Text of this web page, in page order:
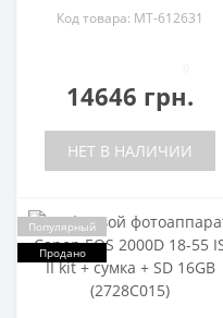
Код товара: MT-612631
14646 грн.
НЕТ В НАЛИЧИИ
Популярный
Продано